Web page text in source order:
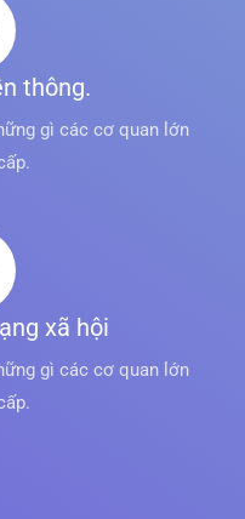
thông.
gì các cơ quan lớn
xã hội
gì các cơ quan lớn